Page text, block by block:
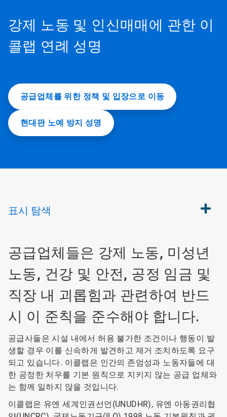
강제 노동 및 인신매매에 관한 이
콜랩 연례 성명
공급업체를 위한 정책 및 입장으로 이동
현대판 노예 방지 성명
표시 탐색
공급업체들은 강제 노동, 미성년
노동, 건강 및 안전, 공정 임금 및
직장 내 괴롭힘과 관련하여 반드
시 이 준칙을 준수해야 합니다.
공급사들은 시설 내에서 허용 불가한 조건이나 행동이 발
생할 경우 이를 신속하게 발견하고 제거 조치하도록 요구
되고 있습니다. 이콜랩은 인간의 존엄성과 노동자들에 대
한 공정한 처우를 기본 원칙으로 지키지 않는 공급 업체와
는 함께 일하지 않을 것입니다.
이콜랩은 유엔 세계인권선언(UNUDHR), 유엔 아동권리협